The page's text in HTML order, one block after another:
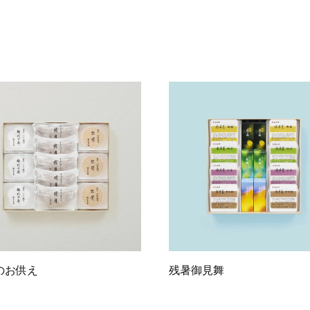
お供え 残暑御見舞